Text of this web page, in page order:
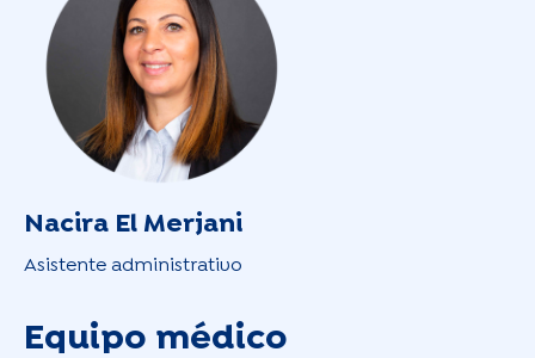
Nacira El Merjani
Asistente administrativo
Equipo médico